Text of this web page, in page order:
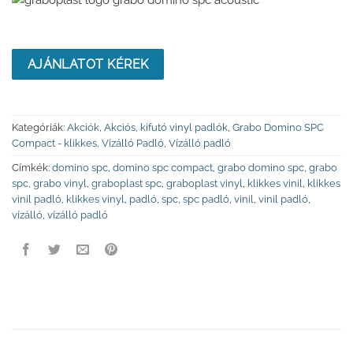
AJÁNLATOT KÉREK
Kategóriák: Akciók, Akciós, kifutó vinyl padlók, Grabo Domino SPC
Compact - klikkes, Vízálló Padló, Vízálló padló
Címkék: domino spc, domino spc compact, grabo domino spc, grabo
spc, grabo vinyl, graboplast spc, graboplast vinyl, klikkes vinil, klikkes
vinil padló, klikkes vinyl, padló, spc, spc padló, vinil, vinil padló,
vízálló, vízálló padló